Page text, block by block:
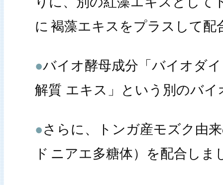
に 褐藻エキスをプラスして配
●バイオ酵母成分「バイオダ
解質 エキス」という別のバ
●さらに、トンガ産モズク由
ド ニアエ多糖体）を配合しま